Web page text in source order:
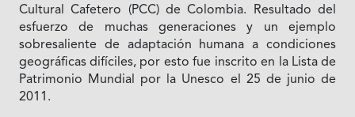
Cultural Cafetero (PCC) de Colombia. Resultado del
esfuerzo de muchas generaciones y un ejemplo
sobresaliente de adaptación humana a condiciones
geográficas difíciles, por esto fue inscrito en la Lista de
Patrimonio Mundial por la Unesco el 25 de junio de
2011.